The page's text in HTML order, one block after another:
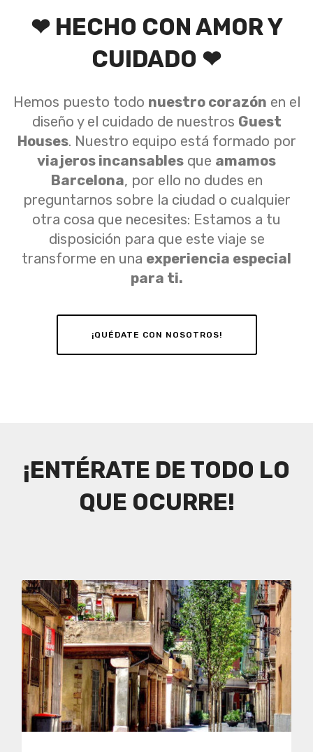
❤ HECHO CON AMOR Y
CUIDADO ❤
Hemos puesto todo nuestro corazón en el
diseño y el cuidado de nuestros Guest
Houses. Nuestro equipo está formado por
viajeros incansables que amamos
Barcelona, por ello no dudes en
preguntarnos sobre la ciudad o cualquier
otra cosa que necesites: Estamos a tu
disposición para que este viaje se
transforme en una experiencia especial
para ti.
¡QUÉDATE CON NOSOTROS!
¡ENTÉRATE DE TODO LO
QUE OCURRE!